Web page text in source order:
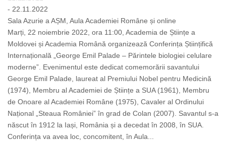
- 22.11.2022
Sala Azurie a AȘM, Aula Academiei Române și online
Marți, 22 noiembrie 2022, ora 11:00, Academia de Științe a
Moldovei și Academia Română organizează Conferința Științifică
Internațională „George Emil Palade – Părintele biologiei celulare
moderne”. Evenimentul este dedicat comemorării savantului
George Emil Palade, laureat al Premiului Nobel pentru Medicină
(1974), Membru al Academiei de Științe a SUA (1961), Membru
de Onoare al Academiei Române (1975), Cavaler al Ordinului
Național „Steaua României” în grad de Colan (2007). Savantul s-a
născut în 1912 la Iași, România și a decedat în 2008, în SUA.
Conferința va avea loc, concomitent, în Aula...